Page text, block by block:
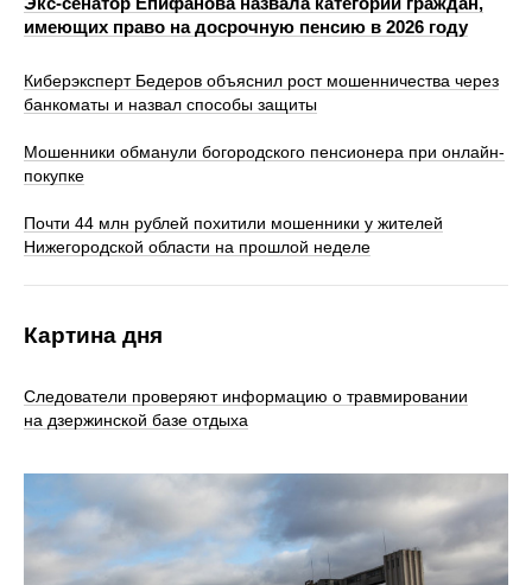
имеющих право на досрочную пенсию в 2026 году
Киберэксперт Бедеров объяснил рост мошенничества через
банкоматы и назвал способы защиты
Мошенники обманули богородского пенсионера при онлайн-
покупке
Почти 44 млн рублей похитили мошенники у жителей
Нижегородской области на прошлой неделе
Картина дня
Следователи проверяют информацию о травмировании
на дзержинской базе отдыха